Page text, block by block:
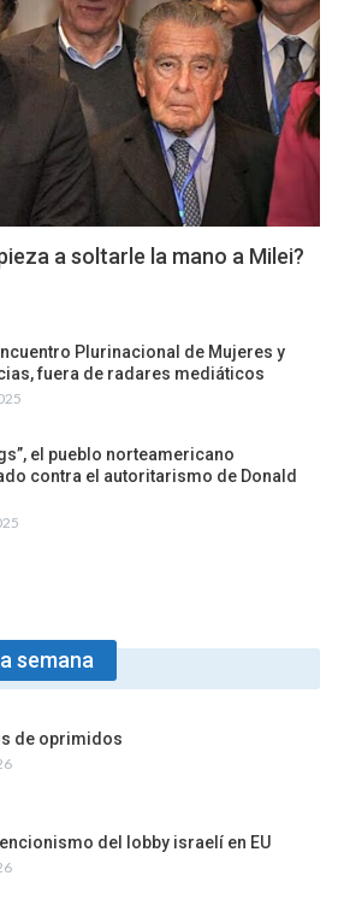
a soltarle la mano a Milei?
Plurinacional de Mujeres y
fuera de radares mediáticos
el pueblo norteamericano
contra el autoritarismo de Donald
semana
de oprimidos
del lobby israelí en EU